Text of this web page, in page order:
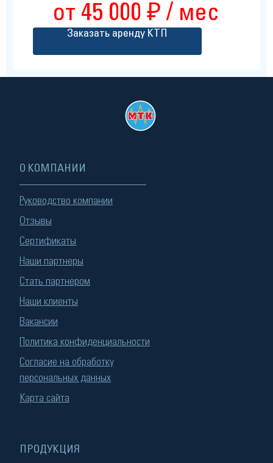
от 45 000 ₽ / мес
Заказать аренду КТП
О КОМПАНИИ
Руководство компании
Отзывы
Сертификаты
Наши партнеры
Стать партнером
Наши клиенты
Вакансии
Политика конфиденциальности
Согласие на обработку
персональных данных
Карта сайта
ПРОДУКЦИЯ